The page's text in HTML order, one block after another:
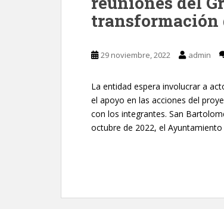
29 noviembre, 2022 admin
La entidad espera involucrar a
el apoyo en las acciones del
con los integrantes. San
octubre de 2022, el